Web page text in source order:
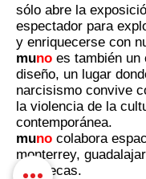
sólo abre la
espectador para
y enriquecerse con
muno es también un
diseño, un lugar
narcisismo convive
la violencia de la
contemporánea.
muno colabora
monterrey,
zacatecas.